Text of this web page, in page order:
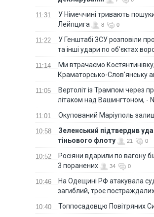
11:31
У Німеччині тривають
Лейпцига
8 0
11:22
У Генштабі ЗСУ розповіли
та інші удари по об'єктах
11:14
Ми втрачаємо
Краматорсько-Слов'янську
11:05
Вертоліт із Трампом через
літаком над Вашингтоном, -
11:01 Окупований Маріуполь
10:58
Зеленський підтвердив
тіньового флоту
21 0
10:52
Росіяни вдарили по вагону
3 поранених
34 0
10:46
На Одещині РФ атакувала
загиблий, троє
10:40 Топпосадовцю Повітряних